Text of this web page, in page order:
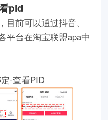
pid
前可以通过抖音、
平台在淘宝联盟apa中
-查看PID